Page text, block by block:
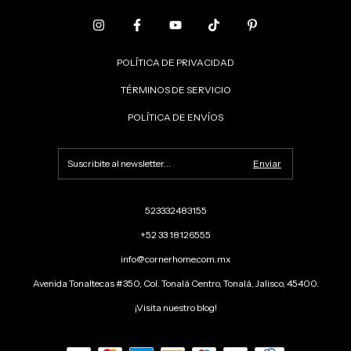
POLÍTICA DE PRIVACIDAD
TÉRMINOS DE SERVICIO
POLÍTICA DE ENVÍOS
523332483155
+52 33 18126555
info@cornerhome.com.mx
Avenida Tonaltecas #350, Col. Tonalá Centro, Tonalá, Jalisco, 45400.
¡Visita nuestro blog!